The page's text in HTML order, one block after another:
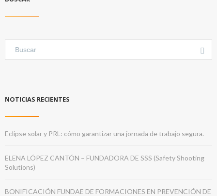
NOTICIAS RECIENTES
Eclipse solar y PRL: cómo garantizar una jornada de trabajo segura.
ELENA LÓPEZ CANTÓN – FUNDADORA DE SSS (Safety Shooting
Solutions)
BONIFICACIÓN FUNDAE DE FORMACIONES EN PREVENCIÓN DE